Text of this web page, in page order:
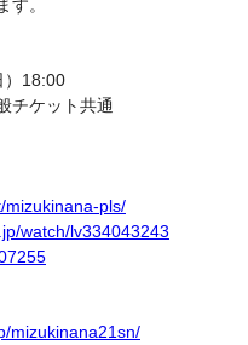
す。
）18:00
チケット共通
mizukinana-pls/
watch/lv334043243
mizukinana21sn/